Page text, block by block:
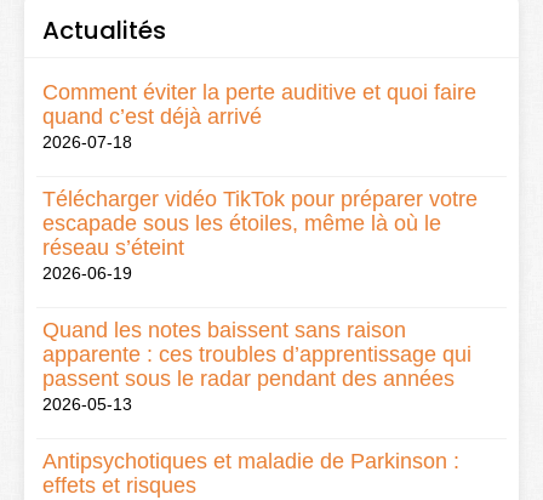
Actualités
Comment éviter la perte auditive et quoi faire
quand c’est déjà arrivé
2026-07-18
Télécharger vidéo TikTok pour préparer votre
escapade sous les étoiles, même là où le
réseau s’éteint
2026-06-19
Quand les notes baissent sans raison
apparente : ces troubles d’apprentissage qui
passent sous le radar pendant des années
2026-05-13
Antipsychotiques et maladie de Parkinson :
effets et risques